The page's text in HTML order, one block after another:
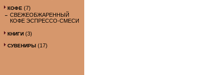
КОФЕ (7)
СВЕЖЕОБЖАРЕННЫЙ
КОФЕ ЭСПРЕССО-СМЕСИ
КНИГИ (3)
СУВЕНИРЫ (17)